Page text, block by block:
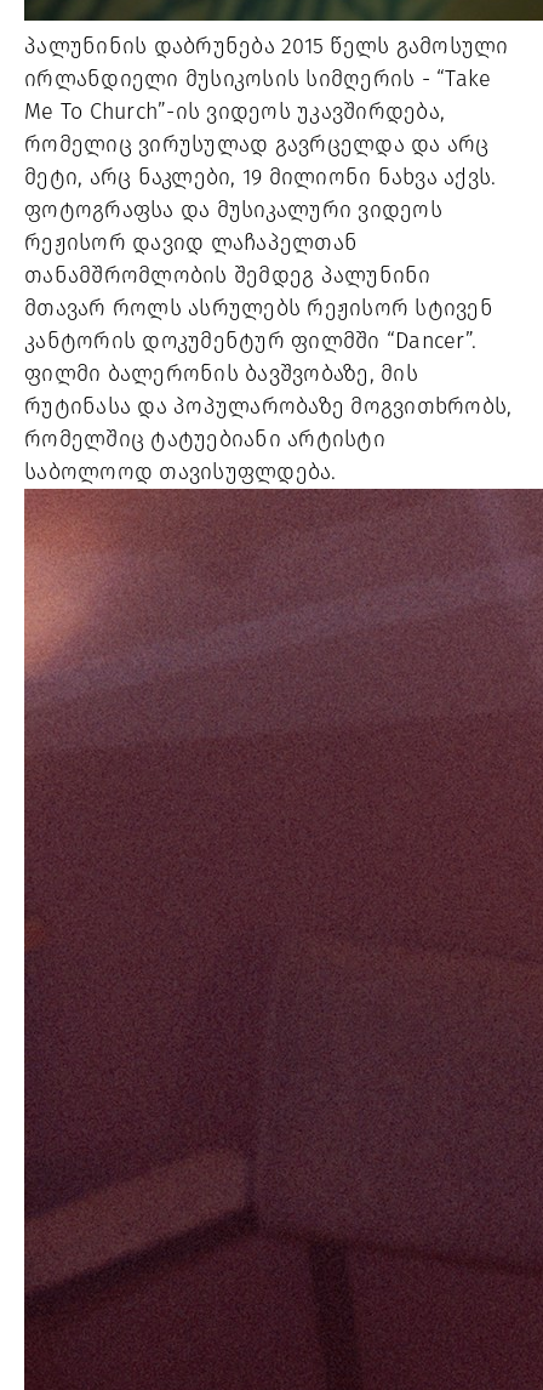
პალუნინის დაბრუნება 2015 წელს გამოსული
ირლანდიელი მუსიკოსის სიმღერის - “Take
Me To Church”-ის ვიდეოს უკავშირდება,
რომელიც ვირუსულად გავრცელდა და არც
მეტი, არც ნაკლები, 19 მილიონი ნახვა აქვს.
ფოტოგრაფსა და მუსიკალური ვიდეოს
რეჟისორ დავიდ ლაჩაპელთან
თანამშრომლობის შემდეგ პალუნინი
მთავარ როლს ასრულებს რეჟისორ სტივენ
კანტორის დოკუმენტურ ფილმში “Dancer”.
ფილმი ბალერონის ბავშვობაზე, მის
რუტინასა და პოპულარობაზე მოგვითხრობს,
რომელშიც ტატუებიანი არტისტი
საბოლოოდ თავისუფლდება.